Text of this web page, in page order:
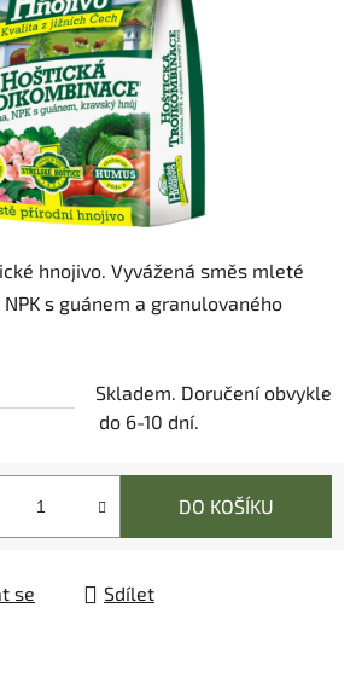
hnojivo. Vyvážená směs mleté
s guánem a granulovaného
Skladem. Doručení obvykle
do 6-10 dní.
DO KOŠÍKU
se Sdílet